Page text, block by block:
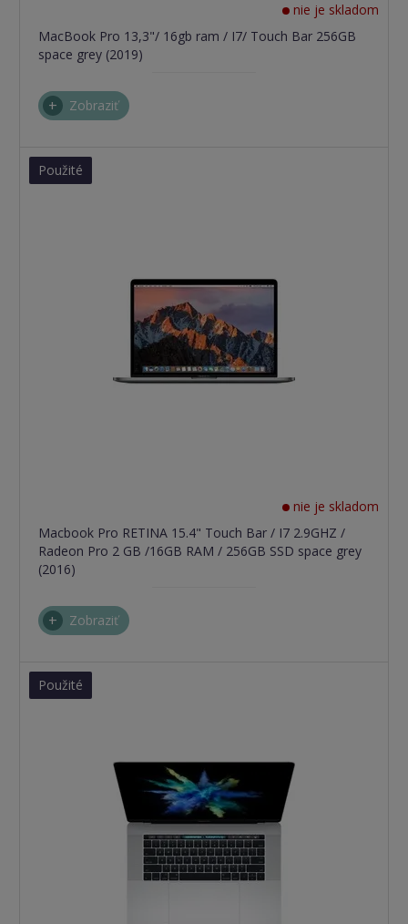
nie je skladom
MacBook Pro 13,3"/ 16gb ram / I7/ Touch Bar 256GB
space grey (2019)
Zobraziť
Použité
nie je skladom
Macbook Pro RETINA 15.4" Touch Bar / I7 2.9GHZ /
Radeon Pro 2 GB /16GB RAM / 256GB SSD space grey
(2016)
Zobraziť
Použité